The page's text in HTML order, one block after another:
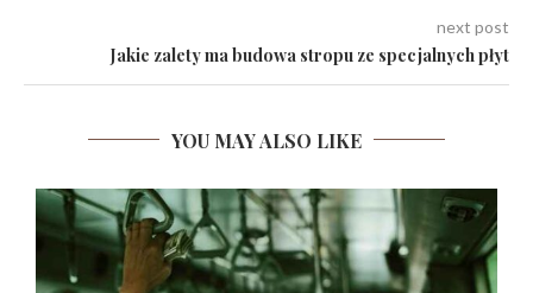
next post
Jakie zalety ma budowa stropu ze specjalnych płyt
YOU MAY ALSO LIKE